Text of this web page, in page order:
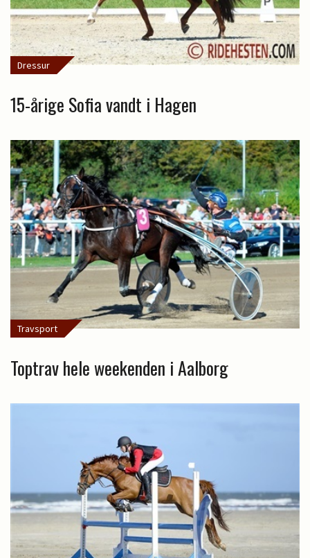
Dressur
15-årige Sofia vandt i Hagen
Travsport
Toptrav hele weekenden i Aalborg